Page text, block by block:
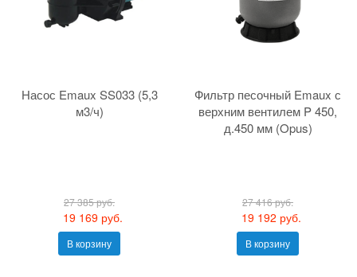
Насос Emaux SS033 (5,3
м3/ч)
27 385 руб.
19 169 руб.
В корзину
Фильтр песочный Emaux с
верхним вентилем P 450,
д.450 мм (Opus)
27 416 руб.
19 192 руб.
В корзину